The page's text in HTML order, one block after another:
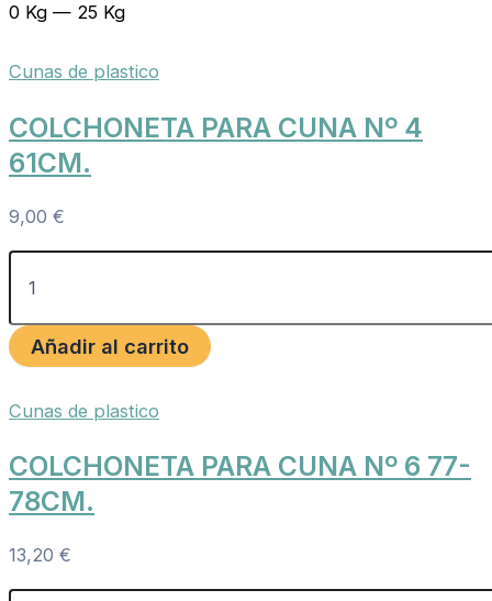
0 Kg — 25 Kg
Cunas de plastico
COLCHONETA PARA CUNA Nº 4
61CM.
9,00 €
Añadir al carrito
Cunas de plastico
COLCHONETA PARA CUNA Nº 6 77-
78CM.
13,20 €